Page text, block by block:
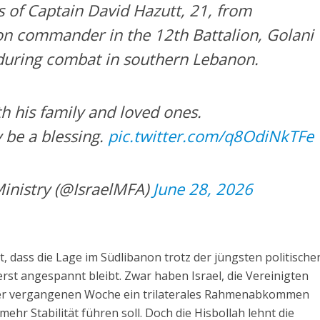
of Captain David Hazutt, 21, from
commander in the 12th Battalion, Golani
combat in southern Lebanon.
his family and loved ones.
a blessing. pic.twitter.com/q8OdiNkTFe
(@IsraelMFA)June 28, 2026
dass die Lage im Südlibanon trotz der jüngsten
angespannt bleibt. Zwar haben Israel, die Vereinigten
vergangenen Woche ein trilaterales Rahmenabkommen
Stabilität führen soll. Doch die Hisbollah lehnt die